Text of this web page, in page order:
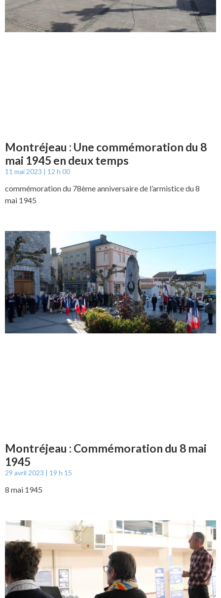
Montréjeau : Une commémoration du 8
mai 1945 en deux temps
11 mai 2023 12 h 00
commémoration du 78ème anniversaire de l’armistice du 8
mai 1945
Montréjeau : Commémoration du 8 mai
1945
29 avril 2023 19 h 15
8 mai 1945